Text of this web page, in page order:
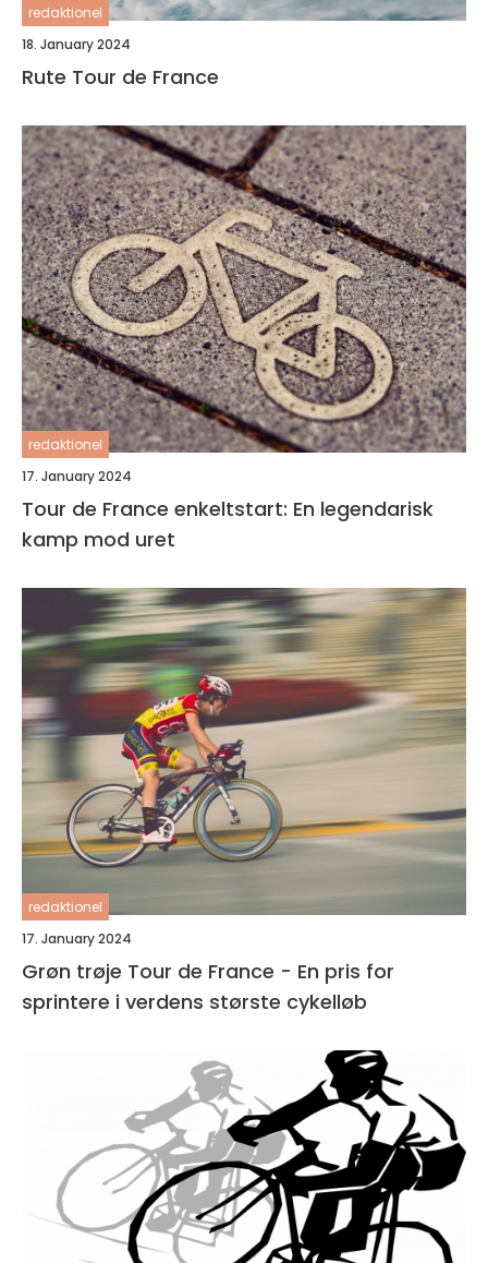
redaktionel
18. January 2024
Rute Tour de France
redaktionel
17. January 2024
Tour de France enkeltstart: En legendarisk
kamp mod uret
redaktionel
17. January 2024
Grøn trøje Tour de France - En pris for
sprintere i verdens største cykelløb